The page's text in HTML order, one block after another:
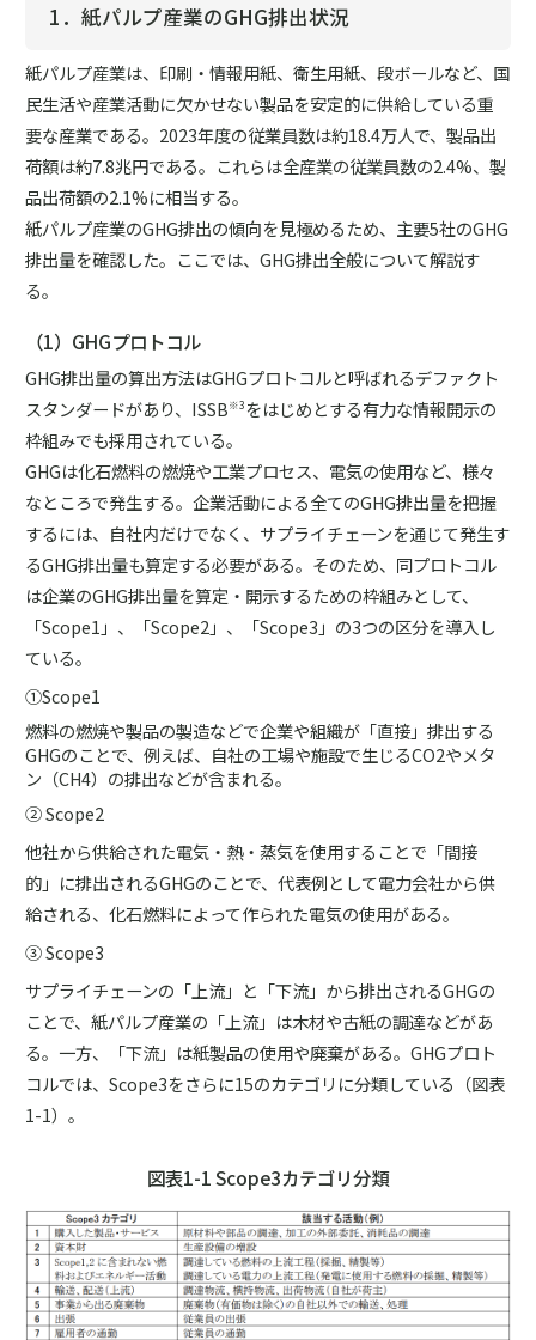
1．紙パルプ産業のGHG排出状況
紙パルプ産業は、印刷・情報用紙、衛生用紙、段ボールなど、国
民生活や産業活動に欠かせない製品を安定的に供給している重
要な産業である。2023年度の従業員数は約18.4万人で、製品出
荷額は約7.8兆円である。これらは全産業の従業員数の2.4%、製
品出荷額の2.1%に相当する。
紙パルプ産業のGHG排出の傾向を見極めるため、主要5社のGHG
排出量を確認した。ここでは、GHG排出全般について解説す
る。
（1）GHGプロトコル
GHG排出量の算出方法はGHGプロトコルと呼ばれるデファクト
スタンダードがあり、ISSB※3 をはじめとする有力な情報開示の
枠組みでも採用されている。
GHGは化石燃料の燃焼や工業プロセス、電気の使用など、様々
なところで発生する。企業活動による全てのGHG排出量を把握
するには、自社内だけでなく、サプライチェーンを通じて発生す
るGHG排出量も算定する必要がある。そのため、同プロトコル
は企業のGHG排出量を算定・開示するための枠組みとして、
「Scope1」、「Scope2」、「Scope3」の3つの区分を導入し
ている。
①Scope1
燃料の燃焼や製品の製造などで企業や組織が「直接」排出する
GHGのことで、例えば、自社の工場や施設で生じるCO2やメタ
ン（CH4）の排出などが含まれる。
② Scope2
他社から供給された電気・熱・蒸気を使用することで「間接
的」に排出されるGHGのことで、代表例として電力会社から供
給される、化石燃料によって作られた電気の使用がある。
③ Scope3
サプライチェーンの「上流」と「下流」から排出されるGHGの
ことで、紙パルプ産業の「上流」は木材や古紙の調達などがあ
る。一方、「下流」は紙製品の使用や廃棄がある。GHGプロト
コルでは、Scope3をさらに15のカテゴリに分類している（図表
1-1）。
図表1-1 Scope3カテゴリ分類